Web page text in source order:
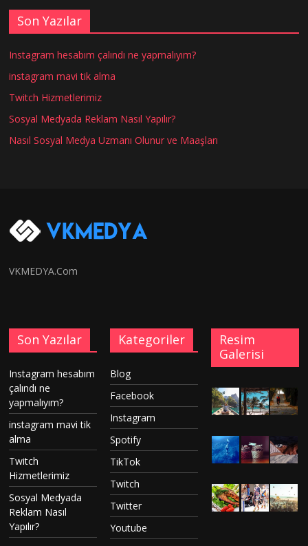
Son Yazılar
Instagram hesabım çalındı ne yapmalıyım?
instagram mavi tik alma
Twitch Hizmetlerimiz
Sosyal Medyada Reklam Nasıl Yapılır?
Nasıl Sosyal Medya Uzmanı Olunur ve Maaşları
VKMEDYA.Com
Son Yazılar
Instagram hesabım
çalındı ne
yapmalıyım?
instagram mavi tik
alma
Twitch
Hizmetlerimiz
Sosyal Medyada
Reklam Nasıl
Yapılır?
Kategoriler
Blog
Facebook
Instagram
Spotify
TikTok
Twitch
Twitter
Youtube
Resim
Galerisi